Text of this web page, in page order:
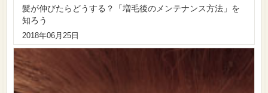
髪が伸びたらどうする？「増毛後のメンテナンス方法」を
知ろう
2018年06月25日